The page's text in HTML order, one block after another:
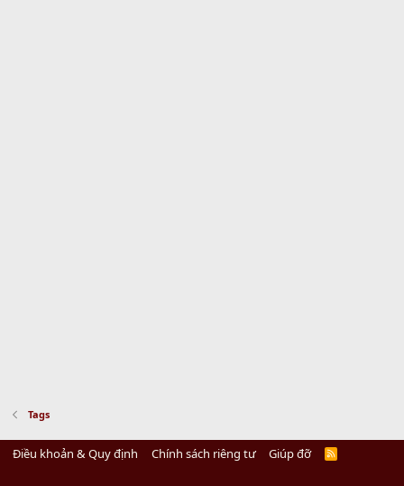
Tags
Điều khoản & Quy định Chính sách riêng tư Giúp đỡ
R